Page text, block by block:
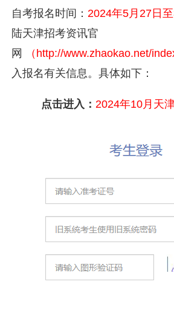
自考报名时间： 2024年5月27日
陆天津招考资讯官
网
（http://www.zhaokao.net/
入报名有关信息。具体如下：
点击进入： 2024年10月天